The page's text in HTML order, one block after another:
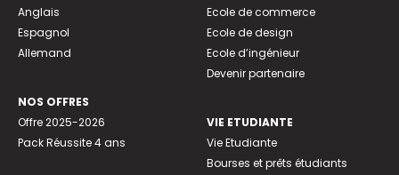
Anglais
Espagnol
Allemand
NOS OFFRES
Offre 2025-2026
Pack Réussite 4 ans
Ecole de commerce
Ecole de design
Ecole d’ingénieur
Devenir partenaire
VIE ETUDIANTE
Vie Etudiante
Bourses et prêts étudiants